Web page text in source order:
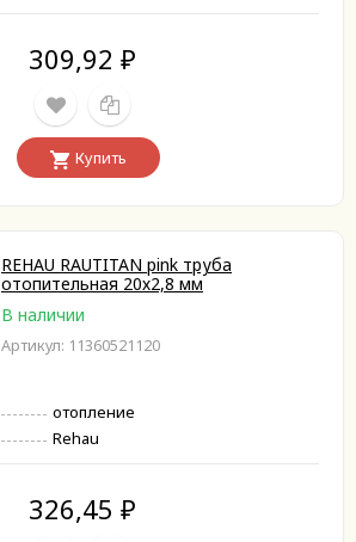
309,92 ₽
Купить
REHAU RAUTITAN pink труба
отопительная 20х2,8 мм
В наличии
Артикул: 11360521120
отопление
Rehau
326,45 ₽